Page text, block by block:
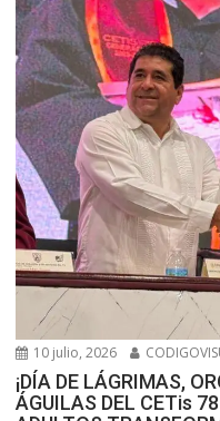
10 julio, 2026
¡DÍA DE LÁGRIMAS,
ÁGUILAS DEL CETis